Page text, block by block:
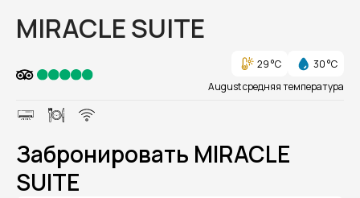
MIRACLE SUITE
29 °C
30 °C
August средняя температура
Забронировать MIRACLE
SUITE